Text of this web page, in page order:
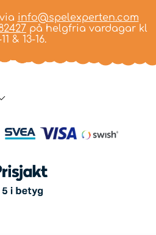
info@spelexperten.com
på helgfria vardagar kl
& 13-16.